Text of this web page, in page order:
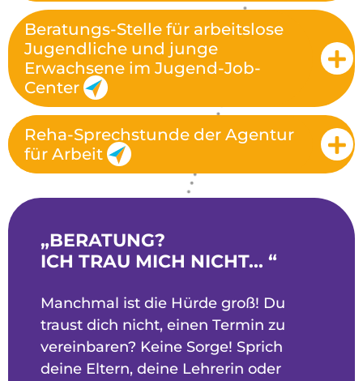
Beratungs-Stelle für arbeitslose
Jugendliche und junge
Erwachsene im Jugend-Job-
Center
Reha-Sprechstunde der Agentur
für Arbeit
„BERATUNG?
ICH TRAU MICH NICHT... “
Manchmal ist die Hürde groß! Du
traust dich nicht, einen Termin zu
vereinbaren? Keine Sorge! Sprich
deine Eltern, deine Lehrerin oder